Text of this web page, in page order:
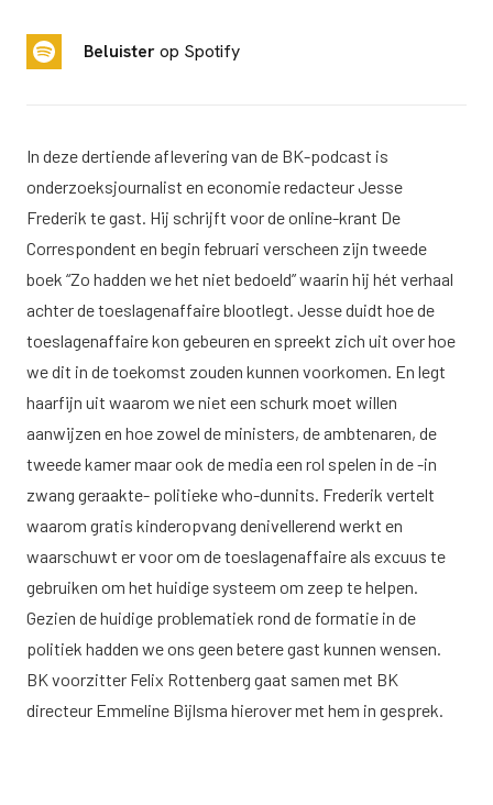
Beluisterop Spotify
In deze dertiende aflevering van de BK-podcast is
onderzoeksjournalist en economie redacteur Jesse
Frederik te gast. Hij schrijft voor de online-krant De
Correspondent en begin februari verscheen zijn tweede
boek “Zo hadden we het niet bedoeld” waarin hij hét verhaal
achter de toeslagenaffaire blootlegt. Jesse duidt hoe de
toeslagenaffaire kon gebeuren en spreekt zich uit over hoe
we dit in de toekomst zouden kunnen voorkomen. En legt
haarfijn uit waarom we niet een schurk moet willen
aanwijzen en hoe zowel de ministers, de ambtenaren, de
tweede kamer maar ook de media een rol spelen in de -in
zwang geraakte- politieke who-dunnits. Frederik vertelt
waarom gratis kinderopvang denivellerend werkt en
waarschuwt er voor om de toeslagenaffaire als excuus te
gebruiken om het huidige systeem om zeep te helpen.
Gezien de huidige problematiek rond de formatie in de
politiek hadden we ons geen betere gast kunnen wensen.
BK voorzitter Felix Rottenberg gaat samen met BK
directeur Emmeline Bijlsma hierover met hem in gesprek.